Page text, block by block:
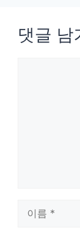
댓글 남